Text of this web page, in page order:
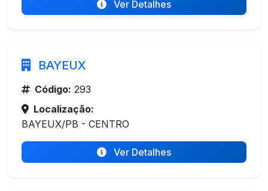
Ver Detalhes
BAYEUX
Código: 293
Localização:
BAYEUX/PB - CENTRO
Ver Detalhes